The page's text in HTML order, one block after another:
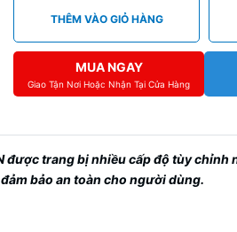
THÊM VÀO GIỎ HÀNG
MUA NGAY
Giao Tận Nơi Hoặc Nhận Tại Cửa Hàng
được trang bị nhiều cấp độ tùy
bảo an toàn cho người dùng.